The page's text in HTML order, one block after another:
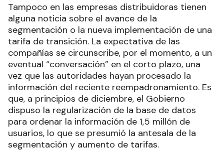
Tampoco en las empresas distribuidoras tienen
alguna noticia sobre el avance de la
segmentación o la nueva implementación de una
tarifa de transición. La expectativa de las
compañías se circunscribe, por el momento, a un
eventual “conversación” en el corto plazo, una
vez que las autoridades hayan procesado la
información del reciente reempadronamiento. Es
que, a principios de diciembre, el Gobierno
dispuso la regularización de la base de datos
para ordenar la información de 1,5 millón de
usuarios, lo que se presumió la antesala de la
segmentación y aumento de tarifas.